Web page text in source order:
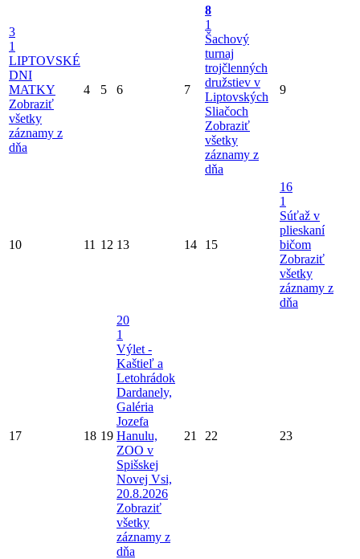
3
1
LIPTOVSKÉ
DNI
MATKY
Zobraziť
všetky
záznamy z
dňa
4 5 6 7
8
1
Šachový
turnaj
trojčlenných
družstiev v
Liptovských
Sliačoch
Zobraziť
všetky
záznamy z
dňa
9
10 11 12 13 14 15
16
1
Súťaž v
plieskaní
bičom
Zobraziť
všetky
záznamy z
dňa
17 18 19
20
1
Výlet -
Kaštieľ a
Letohrádok
Dardanely,
Galéria
Jozefa
Hanulu,
ZOO v
Spišskej
Novej Vsi,
20.8.2026
Zobraziť
všetky
záznamy z
dňa
21 22 23